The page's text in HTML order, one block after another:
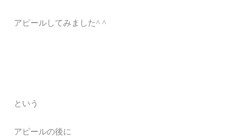
アピールしてみました^ ^
という
アピールの後に